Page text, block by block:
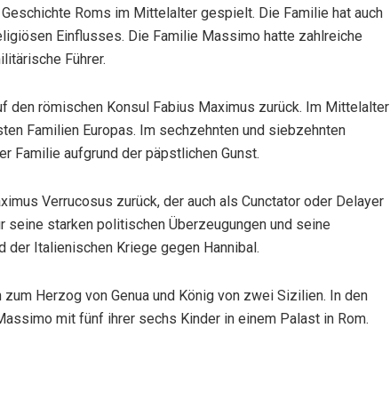
Roms im Mittelalter gespielt. Die Familie hat auch
Einflusses. Die Familie Massimo hatte zahlreiche
Führer.
den römischen Konsul Fabius Maximus zurück. Im Mittelalter
Familien Europas. Im sechzehnten und siebzehnten
Familie aufgrund der päpstlichen Gunst.
Verrucosus zurück, der auch als Cunctator oder Delayer
seine starken politischen Überzeugungen und seine
der Italienischen Kriege gegen Hannibal.
Herzog von Genua und König von zwei Sizilien. In den
mit fünf ihrer sechs Kinder in einem Palast in Rom.